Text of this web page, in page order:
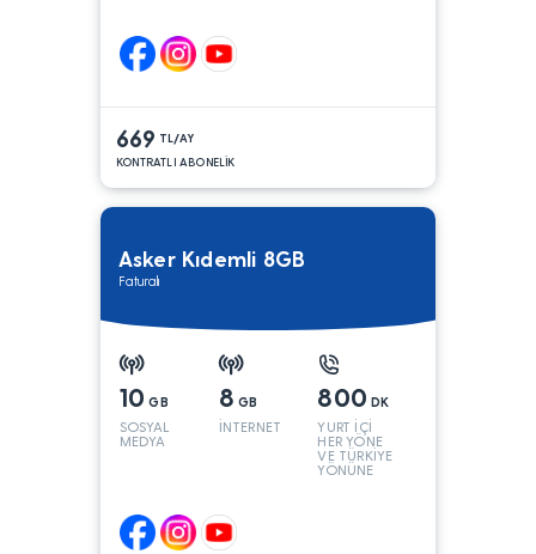
669 TL/AY
KONTRATLI ABONELİK
Asker Kıdemli 8GB
Faturalı
10 GB
SOSYAL
MEDYA
8 GB
İNTERNET
800 DK
YURT İÇİ
HER YÖNE
VE TÜRKİYE
YÖNÜNE